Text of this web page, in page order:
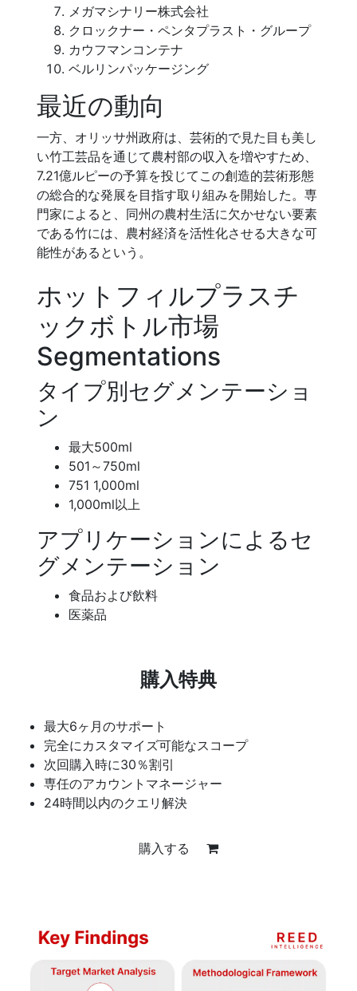
メガマシナリー株式会社
クロックナー・ペンタプラスト・グループ
カウフマンコンテナ
ベルリンパッケージング
最近の動向
一方、オリッサ州政府は、芸術的で見た目も美し
い竹工芸品を通じて農村部の収入を増やすため、
7.21億ルピーの予算を投じてこの創造的芸術形態
の総合的な発展を目指す取り組みを開始した。専
門家によると、同州の農村生活に欠かせない要素
である竹には、農村経済を活性化させる大きな可
能性があるという。
ホットフィルプラスチ
ックボトル市場
Segmentations
タイプ別セグメンテーショ
ン
最大500ml
501～750ml
751 1,000ml
1,000ml以上
アプリケーションによるセ
グメンテーション
食品および飲料
医薬品
購入特典
最大6ヶ月のサポート
完全にカスタマイズ可能なスコープ
次回購入時に30％割引
専任のアカウントマネージャー
24時間以内のクエリ解決
購入する